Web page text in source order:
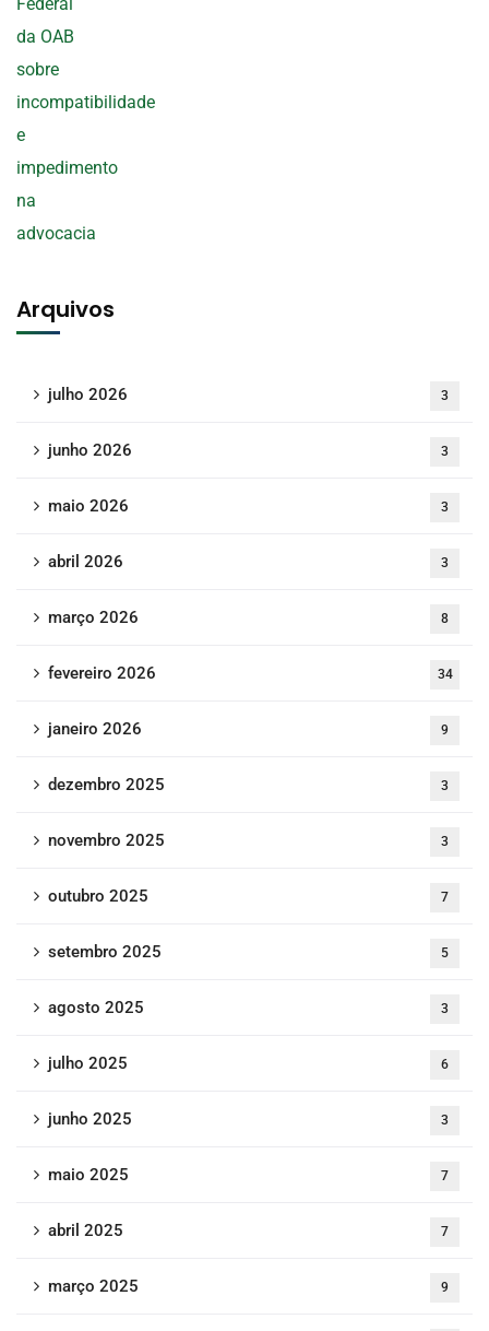
Arquivos
julho 2026 3
junho 2026 3
maio 2026 3
abril 2026 3
março 2026 8
fevereiro 2026 34
janeiro 2026 9
dezembro 2025 3
novembro 2025 3
outubro 2025 7
setembro 2025 5
agosto 2025 3
julho 2025 6
junho 2025 3
maio 2025 7
abril 2025 7
março 2025 9